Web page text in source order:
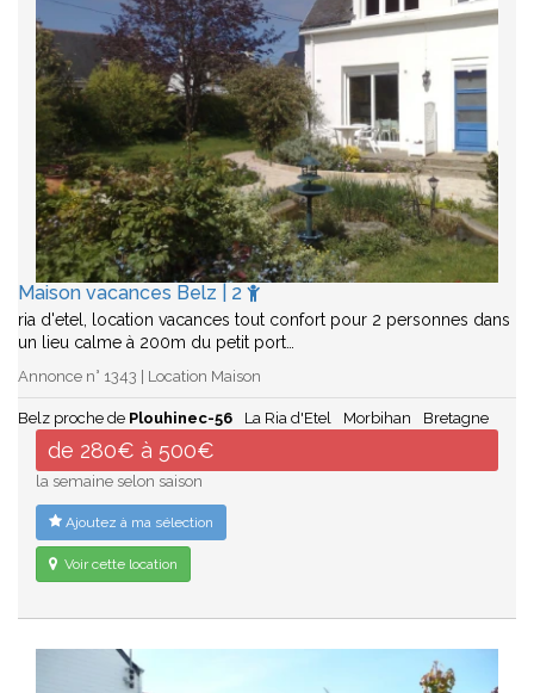
Maison vacances Belz | 2
ria d'etel, location vacances tout confort pour 2 personnes dans
un lieu calme à 200m du petit port…
Annonce n° 1343 | Location Maison
Belz proche de Plouhinec-56 La Ria d'Etel Morbihan Bretagne
de 280€ à 500€
la semaine selon saison
Ajoutez à ma sélection
Voir cette location